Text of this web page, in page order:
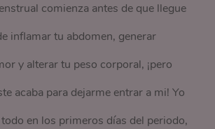
comienza antes de que llegue
inflamar tu abdomen, generar
y alterar tu peso corporal, ¡pero
acaba para dejarme entrar a mi! Yo
en los primeros días del periodo,